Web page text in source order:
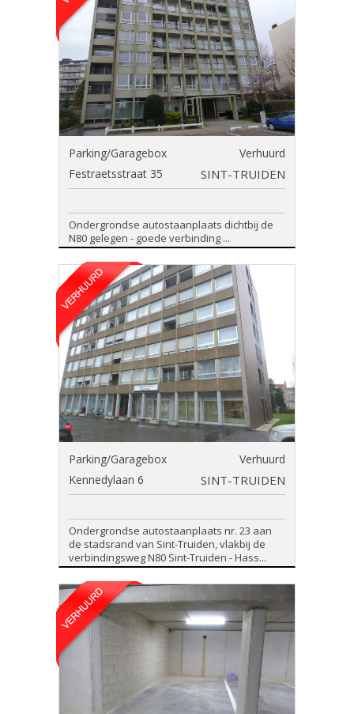
Parking/Garagebox
Verhuurd
Festraetsstraat 35
SINT-TRUIDEN
Ondergrondse autostaanplaats dichtbij de
N80 gelegen - goede verbinding ...
Parking/Garagebox
Verhuurd
Kennedylaan 6
SINT-TRUIDEN
Ondergrondse autostaanplaats nr. 23 aan
de stadsrand van Sint-Truiden, vlakbij de
verbindingsweg N80 Sint-Truiden - Hass...